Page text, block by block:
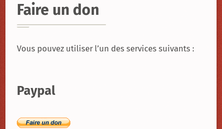
Faire un don
Vous pouvez utiliser l’un des services suivants :
Paypal